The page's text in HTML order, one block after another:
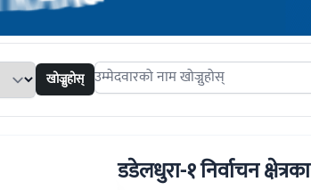
खोज्नुहोस् Search candidates
डडेलधुरा-१ निर्वाचन